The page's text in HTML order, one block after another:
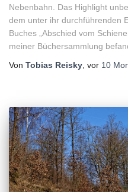
Nebenbahn. Das Highlight
dem unter ihr durchführenden
Buches „Abschied vom
meiner Büchersammlung
Von Tobias Reisky, vor 10